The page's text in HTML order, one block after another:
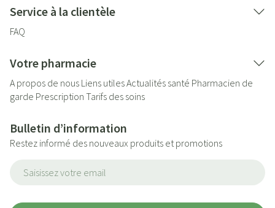
Service à la clientèle
FAQ
Votre pharmacie
A propos de nous Liens utilesActualités santé Pharmacien de
garde Prescription Tarifs des soins
Bulletin d’information
Restez informé des nouveaux produits et promotions